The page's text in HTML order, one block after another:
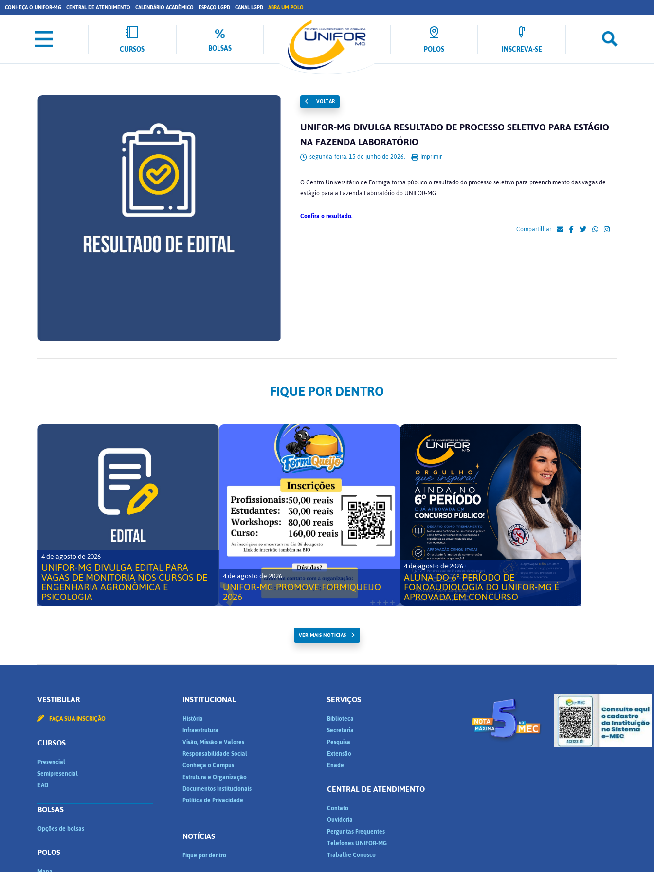
CONHEÇA O UNIFOR-MG CENTRAL DE ATENDIMENTO CALENDÁRIO ACADÊMICO ESPAÇO LGPD CANAL LGPD ABRA UM POLO
CURSOS BOLSAS POLOS INSCREVA-SE
VOLTAR
UNIFOR-MG DIVULGA RESULTADO DE PROCESSO SELETIVO PARA ESTÁGIO
NA FAZENDA LABORATÓRIO
segunda-feira, 15 de junho de 2026. Imprimir
O Centro Universitário de Formiga torna público o resultado do processo seletivo para preenchimento das vagas de
estágio para a Fazenda Laboratório do UNIFOR-MG.
Confira o resultado.
Compartilhar
FIQUE POR DENTRO
4 de agosto de 2026
UNIFOR-MG DIVULGA EDITAL PARA
VAGAS DE MONITORIA NOS CURSOS DE
ENGENHARIA AGRONÔMICA E
PSICOLOGIA
4 de agosto de 2026
UNIFOR-MG PROMOVE FORMIQUEIJO
2026
4 de agosto de 2026
ALUNA DO 6° PERÍODO DE
FONOAUDIOLOGIA DO UNIFOR-MG É
APROVADA EM CONCURSO
VER MAIS NOTICIAS
VESTIBULAR
FAÇA SUA INSCRIÇÃO
CURSOS
Presencial
Semipresencial
EAD
BOLSAS
Opções de bolsas
POLOS
INSTITUCIONAL
História
Infraestrutura
Visão, Missão e Valores
Responsabilidade Social
Conheça o Campus
Estrutura e Organização
Documentos Institucionais
Política de Privacidade
NOTÍCIAS
Fique por dentro
SERVIÇOS
Biblioteca
Secretaria
Pesquisa
Extensão
Enade
CENTRAL DE ATENDIMENTO
Contato
Ouvidoria
Perguntas Frequentes
Telefones UNIFOR-MG
Trabalhe Conosco